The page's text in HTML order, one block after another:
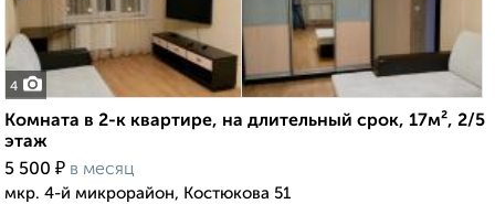
4
Комната в 2-к квартире, на длительный срок, 17м², 2/5
этаж
5 500 ₽ в месяц
мкр. 4-й микрорайон, Костюкова 51